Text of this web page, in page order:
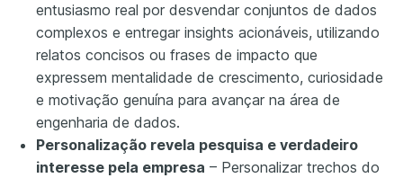
entusiasmo real por desvendar conjuntos de dados
complexos e entregar insights acionáveis, utilizando
relatos concisos ou frases de impacto que
expressem mentalidade de crescimento, curiosidade
e motivação genuína para avançar na área de
engenharia de dados.
Personalização revela pesquisa e verdadeiro
interesse pela empresa – Personalizar trechos do